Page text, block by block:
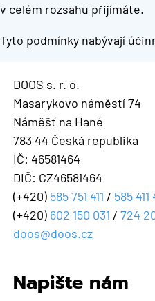
v celém rozsahu přijímáte.
Tyto podmínky nabývají
DOOS s. r. o.
Masarykovo náměstí 74
Náměšť na Hané
783 44 Česká republika
IČ: 46581464
DIČ: CZ46581464
(+420) 585 751 411 / 585 411
(+420) 602 150 031 / 724
doos@doos.cz
Napište nám